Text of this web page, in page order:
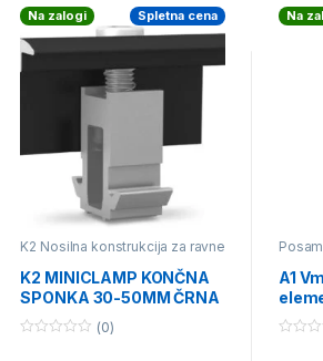
Na zalogi Spletna cena
K2 Nosilna konstrukcija za ravne
Posamezni deli
nosilne konstrukcije
K2 MINICLAMP KONČNA
SPONKA 30-50MM ČRNA
2002610
(0)
Na
A1